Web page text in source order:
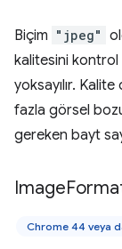
Biçim "jpeg"
kalitesini kontrol
yoksayılır.
fazla görsel
gereken bayt
Image
Chrome 44 veya